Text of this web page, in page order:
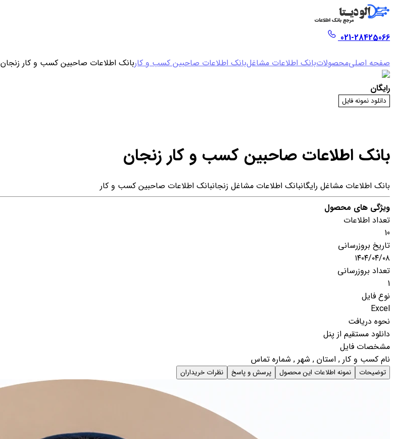
021-28425066
صفحه اصلیمحصولاتبانک اطلاعات مشاغلبانک اطلاعات صاحبین کسب و کاربانک اطلاعات صاحبین کسب و کار زنجان
رایگان
دانلود نمونه فایل
بانک اطلاعات صاحبین کسب و کار زنجان
بانک اطلاعات مشاغل رایگانبانک اطلاعات مشاغل زنجانبانک اطلاعات صاحبین کسب و کار
ویژگی های محصول
تعداد اطلاعات
10
تاریخ بروزرسانی
۱۴۰۴/۰۴/۰۸
تعداد بروزرسانی
1
نوع فایل
Excel
نحوه دریافت
دانلود مستقیم از پنل
مشخصات فایل
نام کسب و کار , استان , شهر , شماره تماس
توضیحات نمونه اطلاعات این محصول پرسش و پاسخ نظرات خریداران